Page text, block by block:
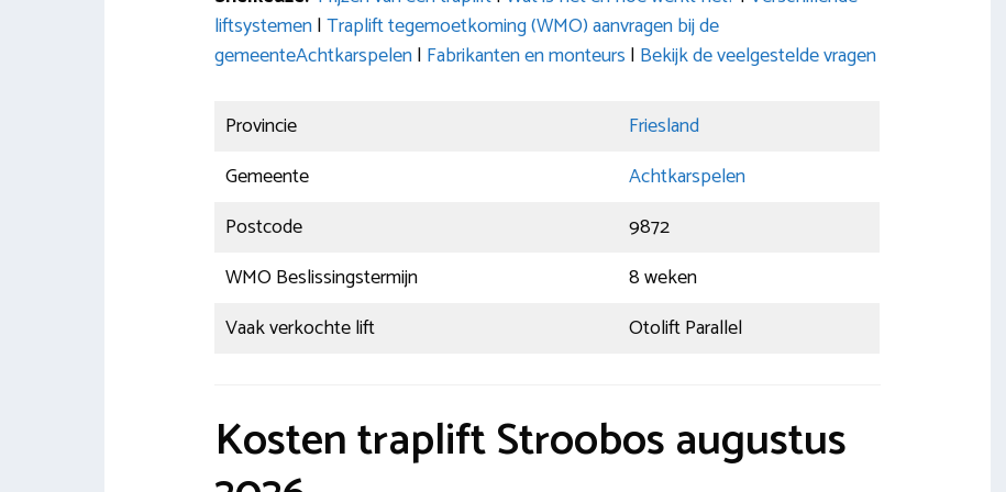
liftsystemen|Traplift tegemoetkoming (WMO) aanvragen bij de
gemeenteAchtkarspelen| Fabrikanten en monteurs | Bekijk de veelgestelde vragen
Provincie
Friesland
Gemeente
Achtkarspelen
Postcode
9872
WMO Beslissingstermijn
8 weken
Vaak verkochte lift
Otolift Parallel
Kosten traplift Stroobos augustus